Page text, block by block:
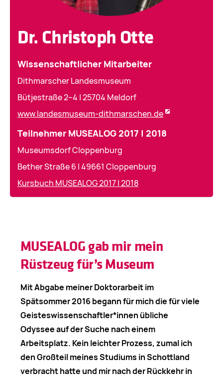
Dr. Christoph Otte
Wissenschaftlicher Mitarbeiter
Dithmarscher Landesmuseum
Bütjestraße 2–4 | 25704 Meldorf
www.landesmuseum-dithmarschen.de
Teilnehmer MUSEALOG 2017 | 2018
Museumsdorf Cloppenburg
Bether Straße 6 | 49661 Cloppenburg
Kursbuch MUSEALOG 2017 | 2018
MUSEALOG gab mir mein
Rüstzeug für’s Museum
Mit Abgabe meiner Doktorarbeit im
Spätsommer 2016 begann für mich die für viele
Geisteswissenschaftler*innen übliche
Odyssee auf der Suche nach einem
Arbeitsplatz. Kein leichter Prozess, zumal ich
den Großteil meines Studiums in Schottland
verbracht hatte und mir nach der Rückkehr in